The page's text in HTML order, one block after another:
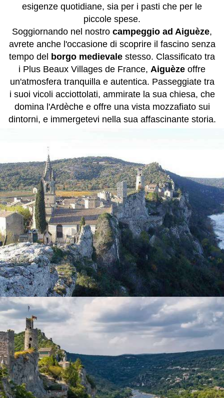
esigenze quotidiane, sia per i pasti che per le
piccole spese.
Soggiornando nel nostro campeggio ad Aiguèze,
avrete anche l'occasione di scoprire il fascino senza
tempo del borgo medievale stesso. Classificato tra
i Plus Beaux Villages de France, Aiguèze offre
un'atmosfera tranquilla e autentica. Passeggiate tra
i suoi vicoli acciottolati, ammirate la sua chiesa, che
domina l'Ardèche e offre una vista mozzafiato sui
dintorni, e immergetevi nella sua affascinante storia.